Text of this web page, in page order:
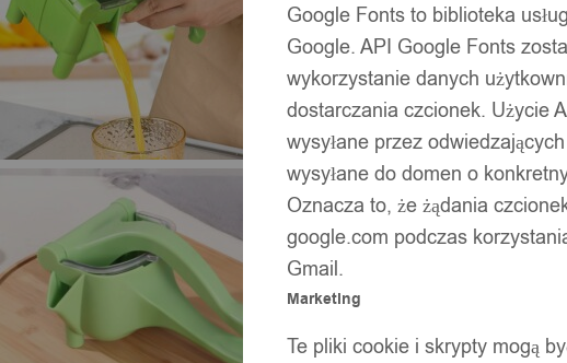
Google Fonts to biblioteka
Google. API Google Fonts
wykorzystanie danych
dostarczania czcionek. Użycie
wysyłane przez
wysyłane do domen o
Oznacza to, że żądania
google.com podczas
Gmail.
Marketing
Te pliki cookie i skrypty mogą